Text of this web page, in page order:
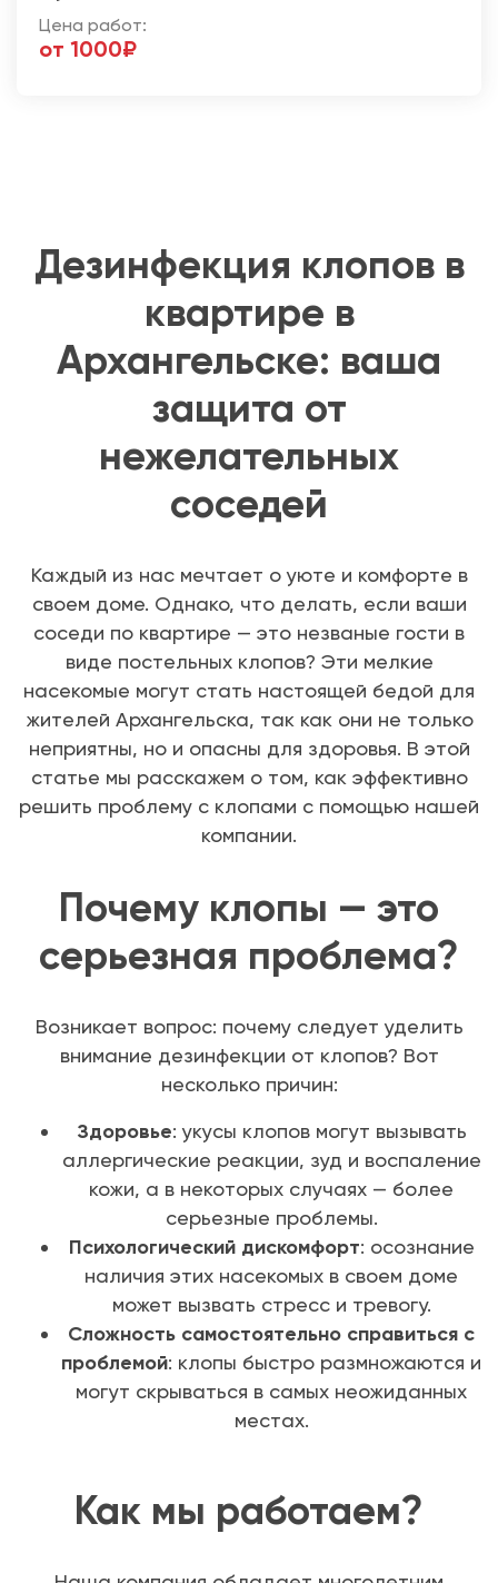
Цена работ:
от 1000₽
Дезинфекция клопов в
квартире в
Архангельске: ваша
защита от
нежелательных
соседей
Каждый из нас мечтает о уюте и комфорте в
своем доме. Однако, что делать, если ваши
соседи по квартире — это незваные гости в
виде постельных клопов? Эти мелкие
насекомые могут стать настоящей бедой для
жителей Архангельска, так как они не только
неприятны, но и опасны для здоровья. В этой
статье мы расскажем о том, как эффективно
решить проблему с клопами с помощью нашей
компании.
Почему клопы — это
серьезная проблема?
Возникает вопрос: почему следует уделить
внимание дезинфекции от клопов? Вот
несколько причин:
Здоровье: укусы клопов могут вызывать
аллергические реакции, зуд и воспаление
кожи, а в некоторых случаях — более
серьезные проблемы.
Психологический дискомфорт: осознание
наличия этих насекомых в своем доме
может вызвать стресс и тревогу.
Сложность самостоятельно справиться с
проблемой: клопы быстро размножаются и
могут скрываться в самых неожиданных
местах.
Как мы работаем?